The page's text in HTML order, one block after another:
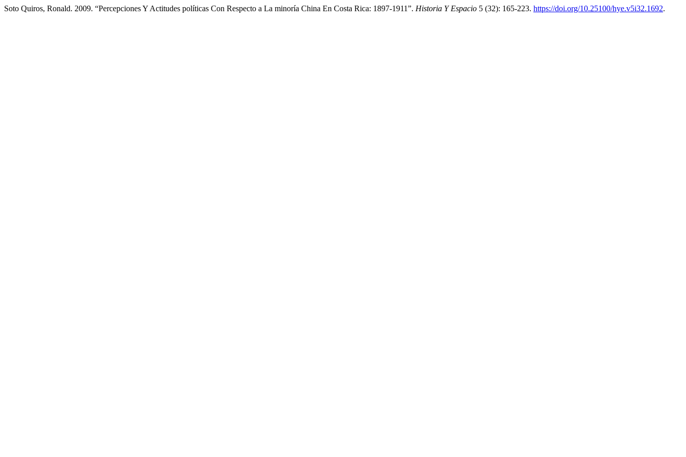
Soto Quiros, Ronald. 2009. “Percepciones Y Actitudes políticas Con Respecto a La minoría China En Costa Rica: 1897-1911”. Historia Y Espacio 5 (32): 165-223. https://doi.org/10.25100/hye.v5i32.1692.